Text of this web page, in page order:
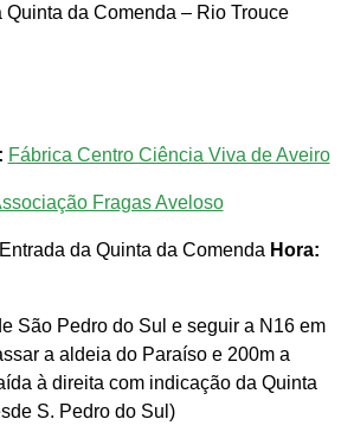
Quinta da Comenda – Rio Trouce
Fábrica Centro Ciência Viva de Aveiro
Fragas Aveloso
Entrada da Quinta da Comenda Hora:
São Pedro do Sul e seguir a N16 em
a aldeia do Paraíso e 200m a
à direita com indicação da Quinta
S. Pedro do Sul)